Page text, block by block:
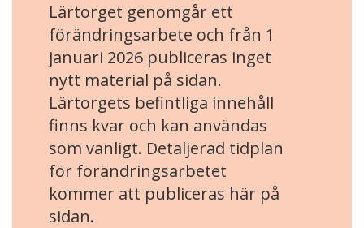
Lärtorget genomgår ett
förändringsarbete och från 1
januari 2026 publiceras inget
nytt material på sidan.
Lärtorgets befintliga innehåll
finns kvar och kan användas
som vanligt. Detaljerad tidplan
för förändringsarbetet
kommer att publiceras här på
sidan.